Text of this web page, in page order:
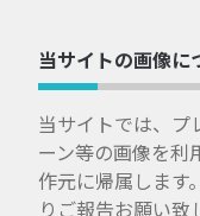
当サイトの画像に
当サイトでは、プ
ーン等の画像を利
作元に帰属します
りご報告お願い致